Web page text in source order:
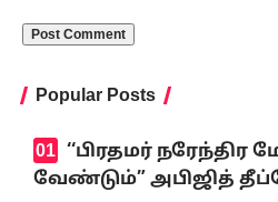
Popular Posts
‘‘பிரதமர் நரேந்திர
வேண்டும்” அபிஜித்